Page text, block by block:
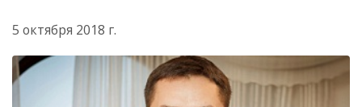
5 октября 2018 г.